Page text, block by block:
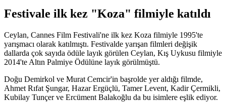
Festivale ilk kez "Koza" filmiyle katıldı
Ceylan, Cannes Film Festivali'ne ilk kez Koza filmiyle 1995'te
yarışmacı olarak katılmıştı. Festivalde yarışan filmleri değişik
dallarda çok sayıda ödüle layık görülen Ceylan, Kış Uykusu filmiyle
2014'te Altın Palmiye Ödülüne layık görülmüştü.
Doğu Demirkol ve Murat Cemcir'in başrolde yer aldığı filmde,
Ahmet Rıfat Şungar, Hazar Ergüçlü, Tamer Levent, Kadir Çermikli,
Kubilay Tunçer ve Ercüment Balakoğlu da bu isimlere eşlik ediyor.